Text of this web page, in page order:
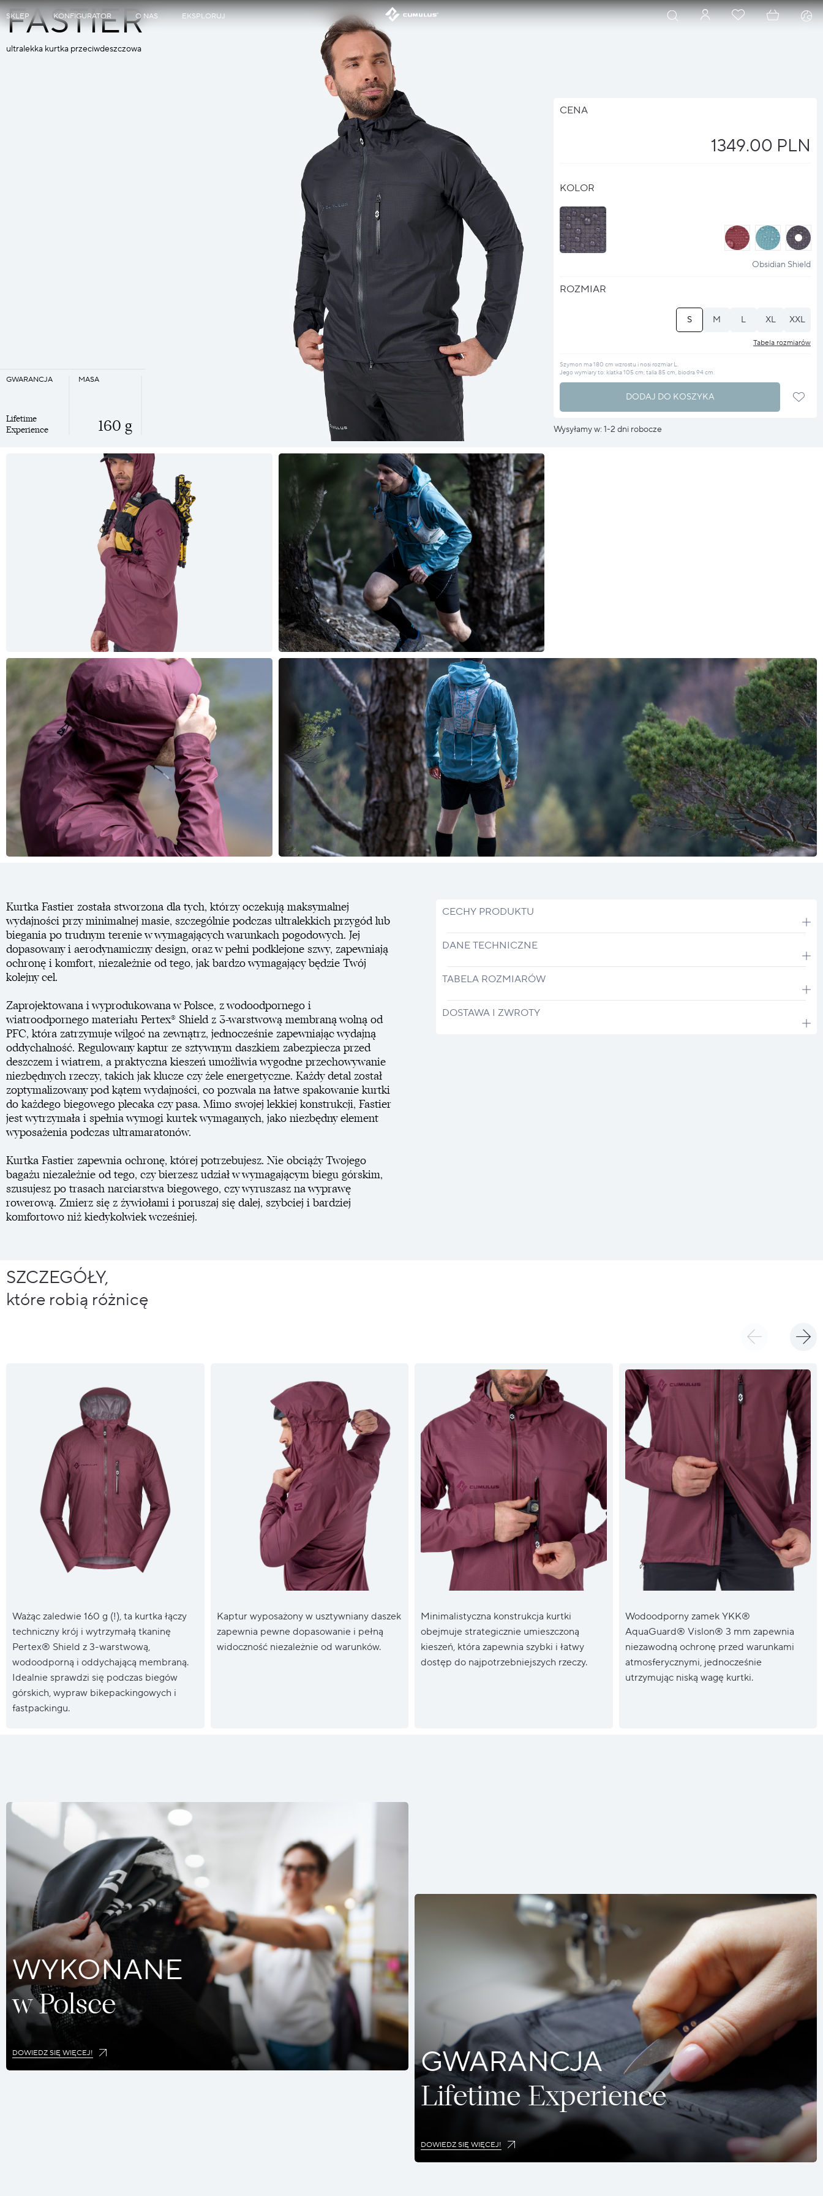
SKLEP KONFIGURATOR O NAS EKSPLORUJ
FASTIER
ultralekka kurtka przeciwdeszczowa
MASA
160 g
GWARANCJA
Lifetime
Experience
CENA
1349.00 PLN
KOLOR
halo
?
halo
?
halo
?
Obsidian Shield
ROZMIAR
XXL
XL
L
M
S
Tabela rozmiarów
Szymon ma 180 cm wzrostu i nosi rozmiar L.
Jego wymiary to: klatka 105 cm, talia 85 cm, biodra 94 cm.
DODAJ DO KOSZYKA
Wysyłamy w: 1-2 dni robocze
Kurtka Fastier została stworzona dla tych, którzy oczekują maksymalnej
wydajności przy minimalnej masie, szczególnie podczas ultralekkich przygód lub
biegania po trudnym terenie w wymagających warunkach pogodowych. Jej
dopasowany i aerodynamiczny design, oraz w pełni podklejone szwy, zapewniają
ochronę i komfort, niezależnie od tego, jak bardzo wymagający będzie Twój
kolejny cel.
Zaprojektowana i wyprodukowana w Polsce, z wodoodpornego i
wiatroodpornego materiału Pertex® Shield z 3-warstwową membraną wolną od
PFC, która zatrzymuje wilgoć na zewnątrz, jednocześnie zapewniając wydajną
oddychalność. Regulowany kaptur ze sztywnym daszkiem zabezpiecza przed
deszczem i wiatrem, a praktyczna kieszeń umożliwia wygodne przechowywanie
niezbędnych rzeczy, takich jak klucze czy żele energetyczne. Każdy detal został
zoptymalizowany pod kątem wydajności, co pozwala na łatwe spakowanie kurtki
do każdego biegowego plecaka czy pasa. Mimo swojej lekkiej konstrukcji, Fastier
jest wytrzymała i spełnia wymogi kurtek wymaganych, jako niezbędny element
wyposażenia podczas ultramaratonów.
Kurtka Fastier zapewnia ochronę, której potrzebujesz. Nie obciąży Twojego
bagażu niezależnie od tego, czy bierzesz udział w wymagającym biegu górskim,
szusujesz po trasach narciarstwa biegowego, czy wyruszasz na wyprawę
rowerową. Zmierz się z żywiołami i poruszaj się dalej, szybciej i bardziej
komfortowo niż kiedykolwiek wcześniej.
CECHY PRODUKTU
DANE TECHNICZNE
TABELA ROZMIARÓW
DOSTAWA I ZWROTY
SZCZEGÓŁY,
które robią różnicę
Ważąc zaledwie 160 g (!), ta kurtka łączy
techniczny krój i wytrzymałą tkaninę
Pertex® Shield z 3-warstwową,
wodoodporną i oddychającą membraną.
Idealnie sprawdzi się podczas biegów
górskich, wypraw bikepackingowych i
fastpackingu.
Kaptur wyposażony w usztywniany daszek
zapewnia pewne dopasowanie i pełną
widoczność niezależnie od warunków.
Minimalistyczna konstrukcja kurtki
obejmuje strategicznie umieszczoną
kieszeń, która zapewnia szybki i łatwy
dostęp do najpotrzebniejszych rzeczy.
Wodoodporny zamek YKK®
AquaGuard® Vislon® 3 mm zapewnia
niezawodną ochronę przed warunkami
atmosferycznymi, jednocześnie
utrzymując niską wagę kurtki.
WYKONANE
w Polsce
DOWIEDZ SIĘ WIĘCEJ! GWARANCJA
Lifetime Experience
DOWIEDZ SIĘ WIĘCEJ!